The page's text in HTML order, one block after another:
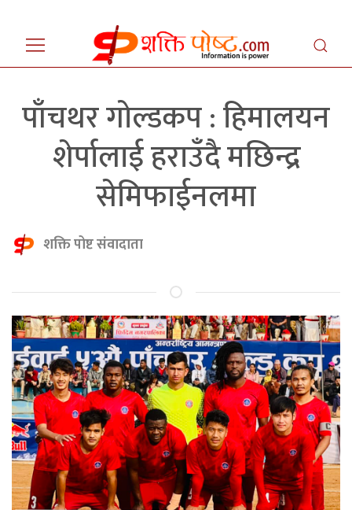
पाँचथर गोल्डकप : हिमालयन
शेर्पालाई हराउँदै मछिन्द्र
सेमिफाईनलमा
शक्ति पोष्ट संवादाता